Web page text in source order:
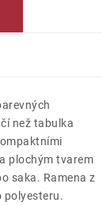
než tabulka
plochým tvarem
saka. Ramena z
polyesteru.